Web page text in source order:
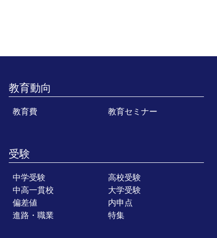
教育動向
教育費 教育セミナー
受験
中学受験
高校受験
中高一貫校
大学受験
偏差値
内申点
進路・職業
特集